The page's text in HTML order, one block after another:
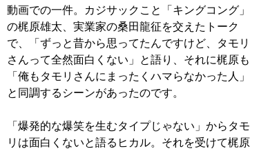
動画での一件。カジサックこと「キングコング」
の梶原雄太、実業家の桑田龍征を交えたトーク
で、「ずっと昔から思ってたんですけど、タモリ
さんって全然面白くない」と語り、それに梶原も
「俺もタモリさんにまったくハマらなかった人」
と同調するシーンがあったのです。
「爆発的な爆笑を生むタイプじゃない」からタモ
リは面白くないと語るヒカル。それを受けて梶原